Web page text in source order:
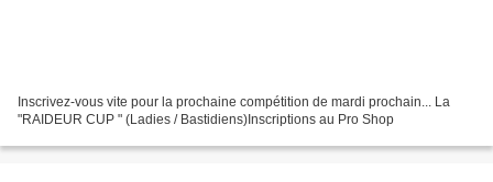
Inscrivez-vous vite pour la prochaine compétition de mardi prochain... La
"RAIDEUR CUP " (Ladies / Bastidiens)Inscriptions au Pro Shop